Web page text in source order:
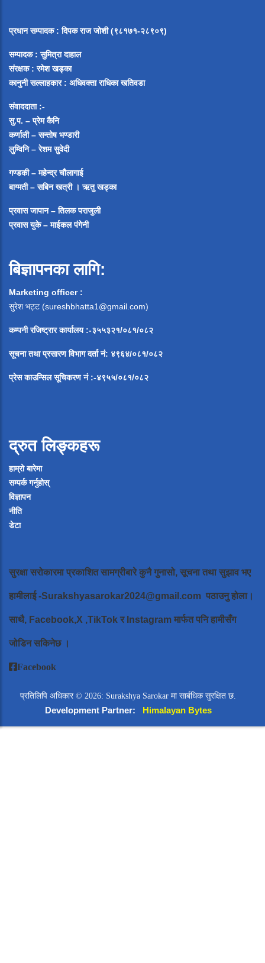
प्रधान सम्पादक: दिपक राज जोशी (९८१७१-२८९०९)
सम्पादक : सुमित्रा दाहाल
संरक्षक : रमेश खड्का
कानुनी सल्लाहकार : अधिवक्ता राधिका खतिवडा
संवाददाता :-
सु.प. – प्रेम कैनि
कर्णाली – सन्तोष भण्डारी
लुम्विनि – रेशम सुवेदी
गण्डकी – महेन्द्र चौलागाई
बाग्मती – सबिन खत्री ।ऋतु खड्का
प्रवास जापान – तिलक पराजुली
प्रवास युके – माईकल पंगेनी
बिज्ञापनका लागि:
Marketing officer :
सुरेश भट्ट (sureshbhatta1@gmail.com)
कम्पनी रजिष्ट्रार कार्यालय :-३५५३२१/०८१/०८२
सूचना तथा प्रसारण विभाग दर्ता नं: ४९६४/०८१/०८२
प्रेस काउन्सिल सूचिकरण नं:-४९५५/०८१/०८२
द्रुत लिङ्कहरू
हाम्रो बारेमा
सम्पर्क गर्नुहोस्
विज्ञापन
नीति
डेटा
सुरक्षा सरोकारमा प्रकाशित सामग्रीबारे कुनै गुनासो, सूचना तथा सुझाव भए
हामीलाई-Surakshyasarokar2024@gmail.com पठाउनु होला।
साथै, Facebook,X ,TikTok र Instagram मार्फत पनि हामीसँग
जोडिन सकिनेछ ।
Facebook
प्रतिलिपि अधिकार © 2026: Surakshya Sarokar मा सार्बधिक सुरक्षित छ.
Development Partner: Himalayan Bytes